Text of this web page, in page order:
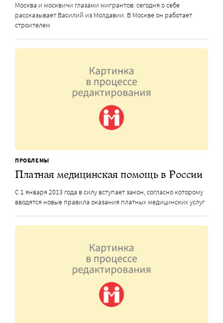
Москва и москвичи глазами мигрантов: сегодня о себе
рассказывает Василий из Молдавии. В Москве он работает
строителем
ПРОБЛЕМЫ
Платная медицинская помощь в России
С 1 января 2013 года в силу вступает закон, согласно которому
вводятся новые правила оказания платных медицинских услуг